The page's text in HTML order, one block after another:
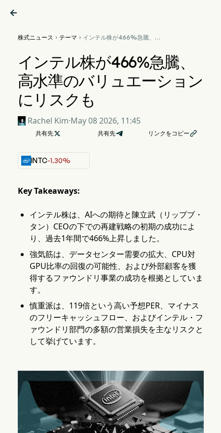

株式ニュース  テーマ  インテル株が466%急騰、高
スクも
インテル株が466%急騰、
高水準のバリュエーション
にリスクも
Rachel Kim·May 08 2026, 11:45
共有先 共有先 リンクをコピー
INTC-1.30%
Key Takeaways:
インテル株は、AIへの期待と陳立武（リップブ・
タン）CEOの下での再建戦略の初期の成功によ
り、過去1年間で466%上昇しました。
強気筋は、データセンター需要の拡大、CPU対
GPU比率の回復の可能性、および外部顧客を獲
得するファウンドリ事業の成功を根拠としていま
す。
慎重派は、119倍という高い予想PER、マイナス
のフリーキャッシュフロー、およびインテル・フ
ァウンドリ部門の多額の営業損失を主なリスクと
して挙げています。